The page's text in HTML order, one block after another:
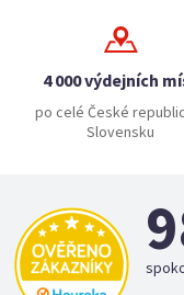
4 000 výdejních
po celé České
Slovensku